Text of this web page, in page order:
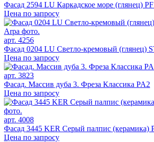
Фасад 2594 LU Каркадское море (глянец)
Цена по запросу
арт. 4256
Фасад 0204 LU Светло-кремовый (глянец)
Цена по запросу
арт. 3823
Фасад. Массив дуба 3. Фреза Классика PA2
Цена по запросу
арт. 4008
Фасад 3445 KER Серый палпис (керамика)
Цена по запросу